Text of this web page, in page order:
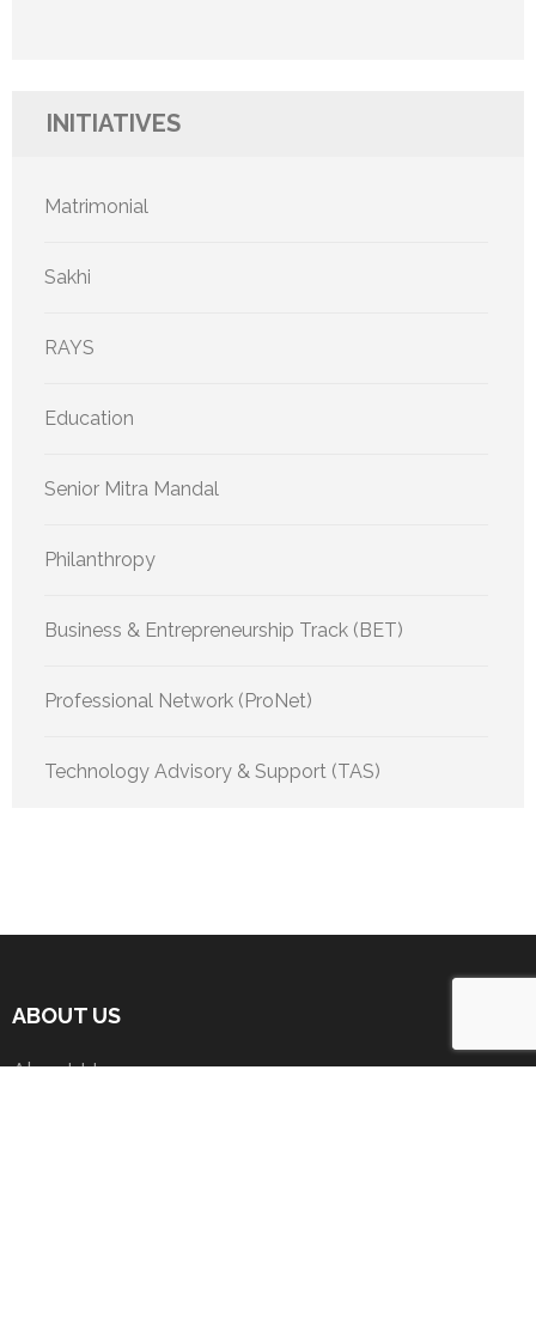
INITIATIVES
Matrimonial
Sakhi
RAYS
Education
Senior Mitra Mandal
Philanthropy
Business & Entrepreneurship Track (BET)
Professional Network (ProNet)
Technology Advisory & Support (TAS)
ABOUT US
About Us